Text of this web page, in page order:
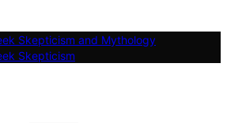
Skepticism and Mythology
Skepticism